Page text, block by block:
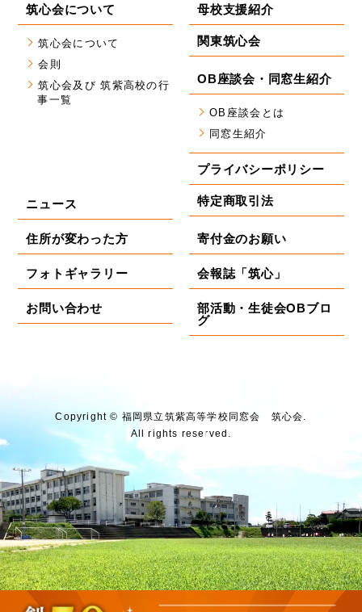
筑心会について
筑心会について
会則
筑心会及び 筑紫高校の行
事一覧
母校支援紹介
関東筑心会
OB座談会・同窓生紹介
OB座談会とは
同窓生紹介
プライバシーポリシー
特定商取引法
ニュース
住所が変わった方
フォトギャラリー
お問い合わせ
寄付金のお願い
会報誌「筑心」
部活動・生徒会OBブロ
グ
Copyright © 福岡県⽴筑紫⾼等学校同窓会 筑⼼会.
All rights reserved.